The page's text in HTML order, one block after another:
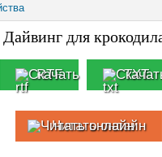
для
RTF TXT
Читать онлайн